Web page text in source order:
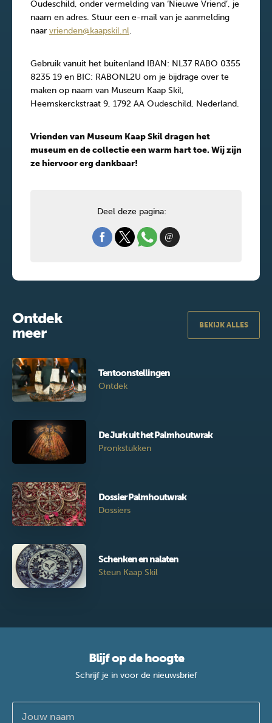
Oudeschild, onder vermelding van ‘Nieuwe Vriend’, je
naam en adres. Stuur een e-mail van je aanmelding
naar vrienden@kaapskil.nl.
Gebruik vanuit het buitenland IBAN: NL37 RABO 0355
8235 19 en BIC: RABONL2U om je bijdrage over te
maken op naam van Museum Kaap Skil,
Heemskerckstraat 9, 1792 AA Oudeschild, Nederland.
Vrienden van Museum Kaap Skil dragen het
museum en de collectie een warm hart toe. Wij zijn
ze hiervoor erg dankbaar!
Deel deze pagina:
Ontdek
meer
BEKIJK ALLES
Tentoonstellingen
Ontdek
De Jurk uit het Palmhoutwrak
Pronkstukken
Dossier Palmhoutwrak
Dossiers
Schenken en nalaten
Steun Kaap Skil
Blijf op de hoogte
Schrijf je in voor de nieuwsbrief